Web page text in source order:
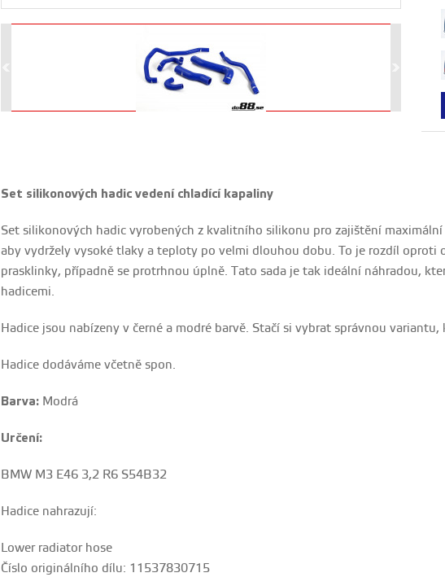
Set silikonových hadic vedení chladící kapaliny
Set silikonových hadic vyrobených z kvalitního silikonu pro zajištění
aby vydržely vysoké tlaky a teploty po velmi dlouhou dobu. To je rozdíl oproti
prasklinky, případně se protrhnou úplně. Tato sada je tak ideální náhradou,
hadicemi.
Hadice jsou nabízeny v černé amodré barvě. Stačí si vybrat správnou variantu,
Hadice dodáváme včetně spon.
Barva:Modrá
Určení:
BMW M3 E46 3,2 R6 S54B32
Hadice nahrazují:
Lower radiator hose
Číslo originálního dílu: 11537830715